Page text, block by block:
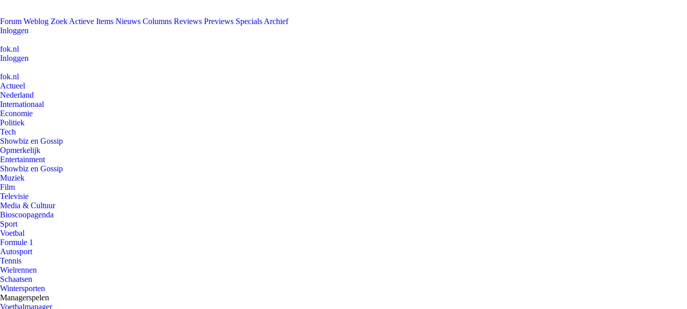
Forum Weblog Zoek Actieve Items Nieuws Columns Reviews Previews Specials Archief
Inloggen
fok.nl
Inloggen
fok.nl
Actueel
Nederland
Internationaal
Economie
Politiek
Tech
Showbiz en Gossip
Opmerkelijk
Entertainment
Showbiz en Gossip
Muziek
Film
Televisie
Media & Cultuur
Bioscoopagenda
Sport
Voetbal
Formule 1
Autosport
Tennis
Wielrennen
Schaatsen
Wintersporten
Managerspelen
Voetbalmanager